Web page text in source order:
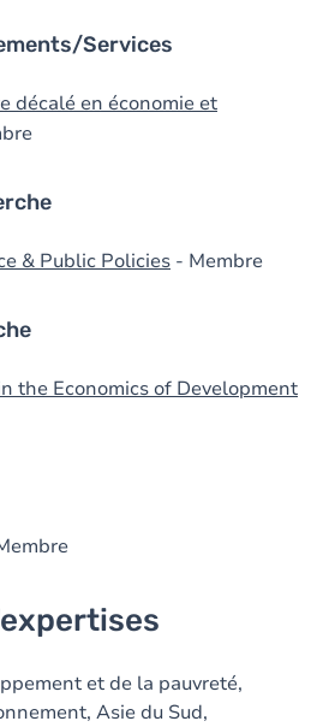
Services
décalé en économie et
& Public Policies - Membre
the Economics of Development
et de la pauvreté,
Asie du Sud,